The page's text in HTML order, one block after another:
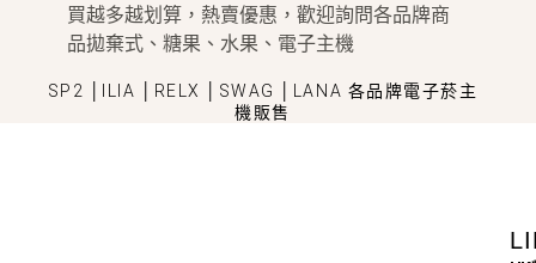
買越多越划算，熱賣優惠，歡迎詢問各品牌商
品拋棄式、糖果、水果、電子主機
SP2 │ILIA │RELX │SWAG │LANA 各品牌電子菸主
機販售